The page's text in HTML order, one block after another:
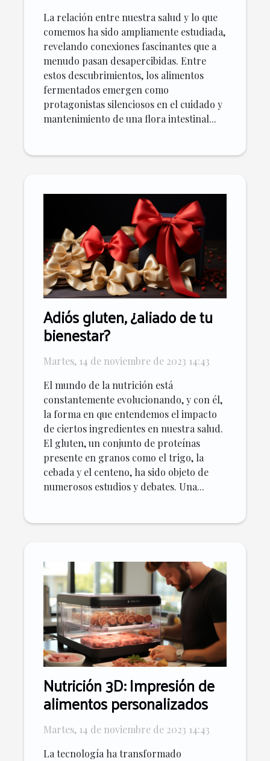
La relación entre nuestra salud y lo que
comemos ha sido ampliamente estudiada,
revelando conexiones fascinantes que a
menudo pasan desapercibidas. Entre
estos descubrimientos, los alimentos
fermentados emergen como
protagonistas silenciosos en el cuidado y
mantenimiento de una flora intestinal...
Adiós gluten, ¿aliado de tu
bienestar?
Martes, 14 de noviembre de 2023 14:43
El mundo de la nutrición está
constantemente evolucionando, y con él,
la forma en que entendemos el impacto
de ciertos ingredientes en nuestra salud.
El gluten, un conjunto de proteínas
presente en granos como el trigo, la
cebada y el centeno, ha sido objeto de
numerosos estudios y debates. Una...
Nutrición 3D: Impresión de
alimentos personalizados
Martes, 14 de noviembre de 2023 14:43
La tecnología ha transformado